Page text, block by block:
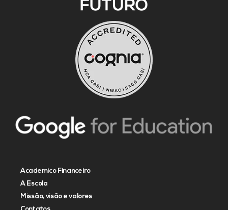
Academico Financeiro
A Escola
Missão, visão e valores